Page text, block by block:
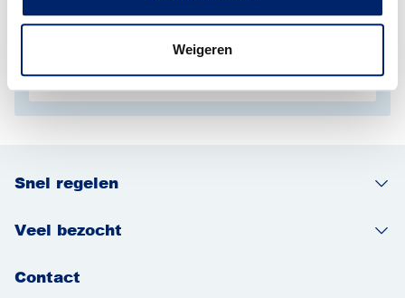
Weigeren
Een overzicht van evenementen en het cultureel
aanbod in Arnhem vindt u bij IntoArnhem.
Snel regelen
Veel bezocht
Contact